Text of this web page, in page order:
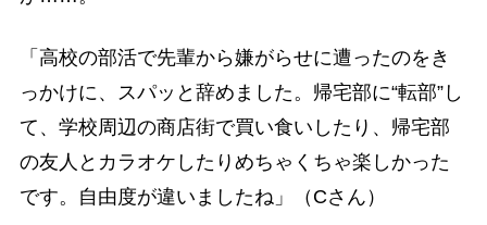
「高校の部活で先輩から嫌がらせに遭ったのをき
っかけに、スパッと辞めました。帰宅部に“転部”し
て、学校周辺の商店街で買い食いしたり、帰宅部
の友人とカラオケしたりめちゃくちゃ楽しかった
です。自由度が違いましたね」（Cさん）